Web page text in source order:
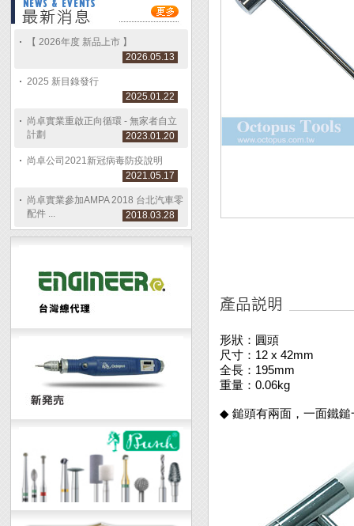
【 2026年度 新品上市 】
2026.05.13
2025 新目錄發行
2025.01.22
尚卓實業重啟正向循環 - 無家者自立
計劃
2023.01.20
尚卓公司2021新冠病毒防疫說明
2021.05.17
尚卓實業參加AMPA 2018 台北汽車零
配件 ...
2018.03.28
形狀：圓頭
尺寸：12 x 42mm
全長：195mm
重量：0.06kg
◆ 鎚頭有兩面，一面鐵